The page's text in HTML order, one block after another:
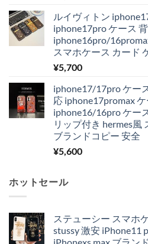
ルイヴィトン
iphone17pro ケース
iphone16pro/
スマホケース カード
¥5,700
iphone17/17pro ケー
応 iphone17promax
iphone16/16pro ケー
リップ付き hermes風
ブランドコピー 安全
¥5,600
ホットセール
ステューシー スマホ
stussy 激安 iPhone11
iPhonexs max ブラン